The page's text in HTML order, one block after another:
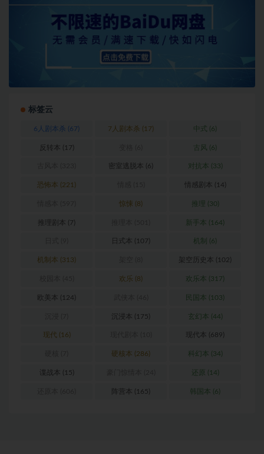
标签云
6人剧本杀 (67) 7人剧本杀 (17) 中式 (6)
反转本 (17) 古风 (6)
密室逃脱本 (6) 对抗本 (33)
恐怖本 (221) 情感剧本 (14)
惊悚 (8) 推理 (30)
推理剧本 (7) 新手本 (164)
日式本 (107) 机制 (6)
机制本 (313) 架空历史本 (102)
欢乐 (8) 欢乐本 (317)
欧美本 (124) 民国本 (103)
沉浸本 (175) 玄幻本 (44)
现代 (16) 现代本 (689)
硬核本 (286) 科幻本 (34)
谍战本 (15) 还原 (14)
阵营本 (165) 韩国本 (6)